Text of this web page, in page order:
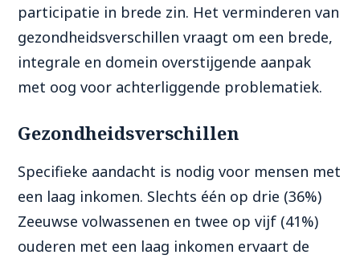
participatie in brede zin. Het verminderen van
gezondheidsverschillen vraagt om een brede,
integrale en domein overstijgende aanpak
met oog voor achterliggende problematiek.
Gezondheidsverschillen
Specifieke aandacht is nodig voor mensen met
een laag inkomen. Slechts één op drie (36%)
Zeeuwse volwassenen en twee op vijf (41%)
ouderen met een laag inkomen ervaart de